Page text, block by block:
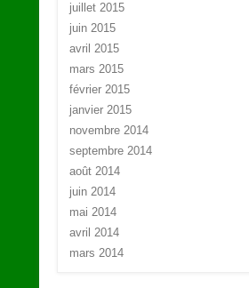
juillet 2015
juin 2015
avril 2015
mars 2015
février 2015
janvier 2015
novembre 2014
septembre 2014
août 2014
juin 2014
mai 2014
avril 2014
mars 2014